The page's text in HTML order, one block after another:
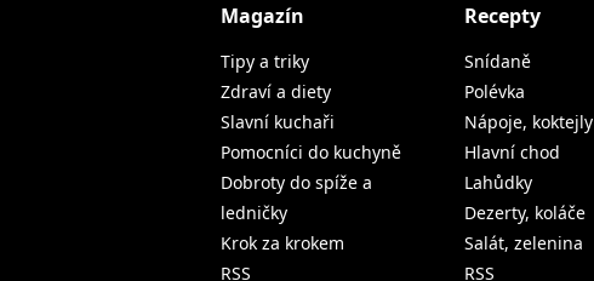
Magazín
Tipy a triky
Zdraví a diety
Slavní kuchaři
Pomocníci do kuchyně
Dobroty do spíže a
ledničky
Krok za krokem
RSS
Recepty
Snídaně
Polévka
Nápoje, koktejly
Hlavní chod
Lahůdky
Dezerty, koláče
Salát, zelenina
RSS